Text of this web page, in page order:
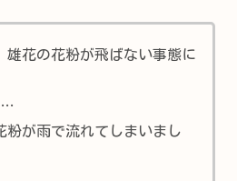
雄花の花粉が飛ばない事態に
…
粉が雨で流れてしまいまし